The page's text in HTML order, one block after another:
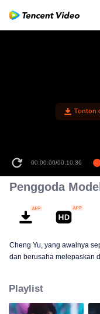
Tonton
00:00:00/00:10:36
Penggoda
Cheng Yu, yang awalnya
dan berusaha melepaskan
Playlist